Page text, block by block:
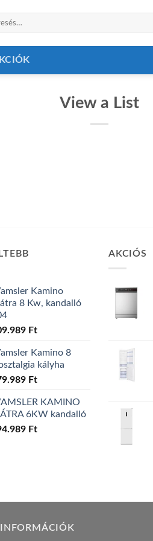
View a List
Kamino
8 Kw, kandalló
Ft
Kamino 8
kályha
Ft
KAMINO
6KW kandalló
Ft
AKCIÓS
INFORMÁCIÓK